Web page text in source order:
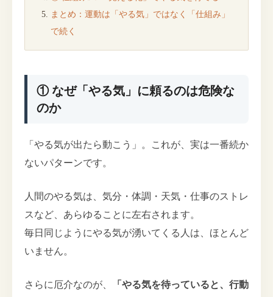
まとめ：運動は「やる気」ではなく「仕組み」
で続く
① なぜ「やる気」に頼るのは危険な
のか
「やる気が出たら動こう」。これが、実は一番続か
ないパターンです。
人間のやる気は、気分・体調・天気・仕事のストレ
スなど、あらゆることに左右されます。
毎日同じようにやる気が湧いてくる人は、ほとんど
いません。
さらに厄介なのが、
「やる気を待っていると、行動